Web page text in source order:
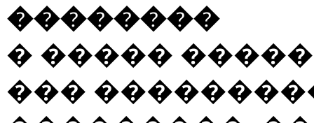
��������
� �����
���